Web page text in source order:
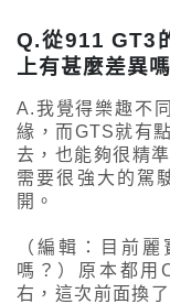
Q.從911 GT3
上有甚麼差異
A.我覺得樂趣不
緣，而GTS就有
去，也能夠很精
需要很強大的駕
開。
（編輯：目前
嗎？）原本都用
右，這次前面換